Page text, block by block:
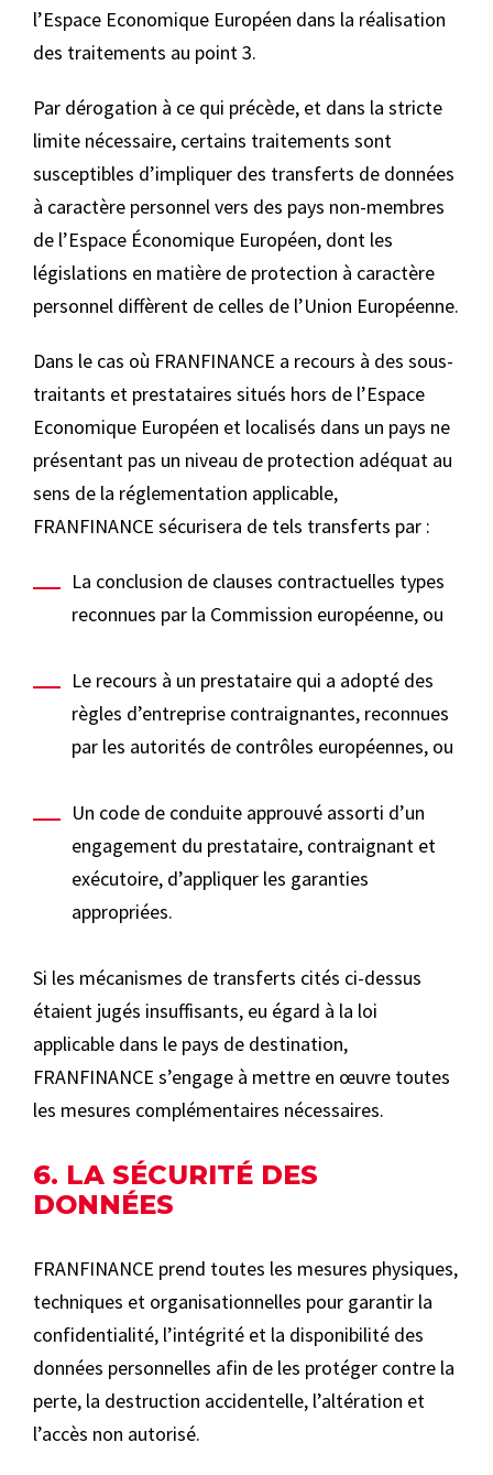
l’Espace Economique Européen dans la réalisation
des traitements au point 3.
Par dérogation à ce qui précède, et dans la stricte
limite nécessaire, certains traitements sont
susceptibles d’impliquer des transferts de données
à caractère personnel vers des pays non-membres
de l’Espace Économique Européen, dont les
législations en matière de protection à caractère
personnel diffèrent de celles de l’Union Européenne.
Dans le cas où FRANFINANCE a recours à des sous-
traitants et prestataires situés hors de l’Espace
Economique Européen et localisés dans un pays ne
présentant pas un niveau de protection adéquat au
sens de la réglementation applicable,
FRANFINANCE sécurisera de tels transferts par :
La conclusion de clauses contractuelles types
reconnues par la Commission européenne, ou
Le recours à un prestataire qui a adopté des
règles d’entreprise contraignantes, reconnues
par les autorités de contrôles européennes, ou
Un code de conduite approuvé assorti d’un
engagement du prestataire, contraignant et
exécutoire, d’appliquer les garanties
appropriées.
Si les mécanismes de transferts cités ci-dessus
étaient jugés insuffisants, eu égard à la loi
applicable dans le pays de destination,
FRANFINANCE s’engage à mettre en œuvre toutes
les mesures complémentaires nécessaires.
6. LA SÉCURITÉ DES
DONNÉES
FRANFINANCE prend toutes les mesures physiques,
techniques et organisationnelles pour garantir la
confidentialité, l’intégrité et la disponibilité des
données personnelles afin de les protéger contre la
perte, la destruction accidentelle, l’altération et
l’accès non autorisé.